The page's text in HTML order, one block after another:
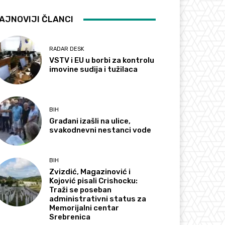
ČLANCI
RADAR DESK
VSTV i EU u borbi za kontrolu
imovine sudija i tužilaca
BIH
Građani izašli na ulice,
svakodnevni nestanci vode
BIH
Zvizdić, Magazinović i
Kojović pisali Crishocku:
Traži se poseban
administrativni status za
Memorijalni centar
Srebrenica